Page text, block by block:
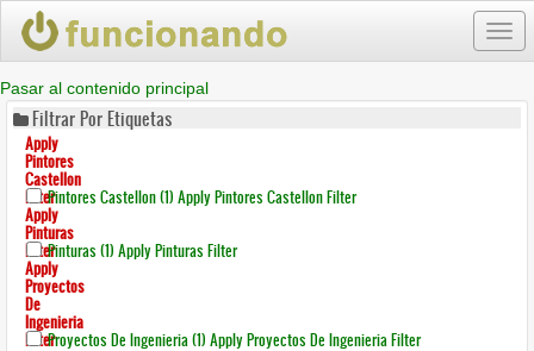
Pasar al contenido principal
Filtrar Por Etiquetas
Apply
Pintores
Castellon
FilterPintores Castellon (1) Apply Pintores Castellon Filter
Apply
Pinturas
FilterPinturas (1) Apply Pinturas Filter
Apply
Proyectos
De
Ingenieria
FilterProyectos De Ingenieria (1) Apply Proyectos De Ingenieria Filter